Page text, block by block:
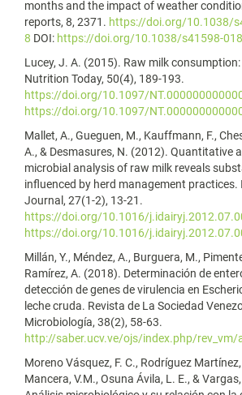
months and the impact of weather
reports, 8, 2371. https://doi.org/10.1038/
8 DOI: https://doi.org/10.1038/s41598-
Lucey, J. A. (2015). Raw milk
Nutrition Today, 50(4), 189-193.
https://doi.org/10.1097/
https://doi.org/10.1097/
Mallet, A., Gueguen, M., Kauffmann, F.,
A., & Desmasures, N. (2012). Quantitative
microbial analysis of raw milk reveals
influenced by herd management
Journal, 27(1-2), 13-21.
https://doi.org/10.1016/
https://doi.org/10.1016/
Millán, Y., Méndez, A., Burguera, M.,
Ramírez, A. (2018). Determinación de
detección de genes de virulencia en
leche cruda. Revista de La Sociedad
Microbiología, 38(2), 58-63.
http://saber.ucv.ve/ojs/index.php/
Moreno Vásquez, F. C., Rodríguez
Mancera, V.M., Osuna Ávila, L. E., &